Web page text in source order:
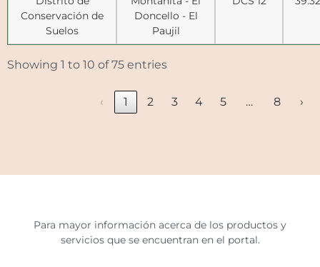
Conservación de
Suelos
Doncello - El
Paujil
Showing 1 to 10 of 75 entries
‹ 1 2 3 4 5 … 8 ›
Para mayor información acerca de los productos y
servicios que se encuentran en el portal.